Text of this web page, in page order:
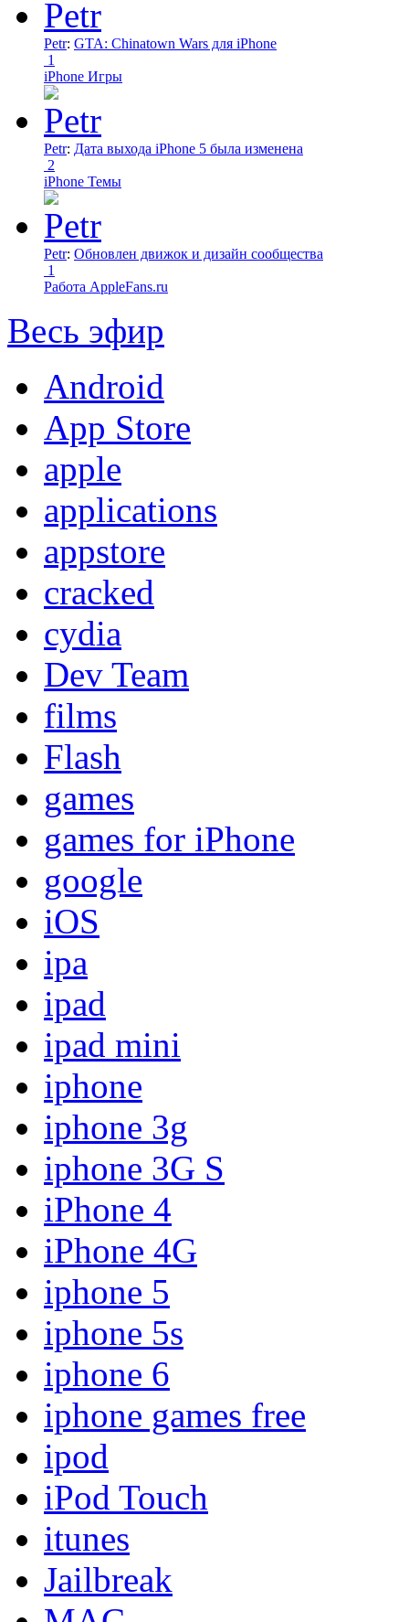
Petr: GTA: Chinatown Wars для iPhone
1
iPhone Игры
Petr: Дата выхода iPhone 5 была изменена
2
iPhone Темы
Petr: Обновлен движок и дизайн сообщества
1
Работа AppleFans.ru
Весь эфир
Android
App Store
apple
applications
appstore
cracked
cydia
Dev Team
films
Flash
games
games for iPhone
google
iOS
ipa
ipad
ipad mini
iphone
iphone 3g
iphone 3G S
iPhone 4
iPhone 4G
iphone 5
iphone 5s
iphone 6
iphone games free
ipod
iPod Touch
itunes
Jailbreak